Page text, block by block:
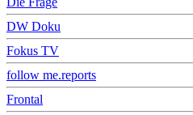
DW Doku
Fokus TV
follow me.reports
Frontal